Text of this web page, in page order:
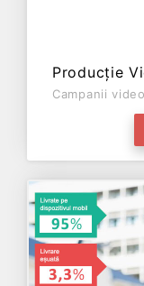
Producție
Campanii